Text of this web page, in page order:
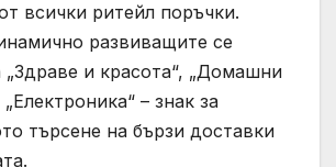
всички ритейл поръчки.
развиващите се
„Здраве и красота“, „Домашни
– знак за
търсене на бързи доставки